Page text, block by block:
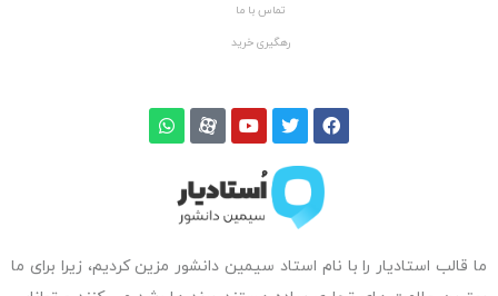
تماس با ما
رهگیری خرید
ما قالب استادیار را با نام استاد سیمین دانشور مزین کردیم، زیرا برای ما